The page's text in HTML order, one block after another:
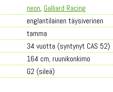
neon, Galliard Racing
englantilainen täysiverinen
tamma
34 vuotta (syntynyt CAS 52)
164 cm, ruunikonkimo
G2 (sileä)